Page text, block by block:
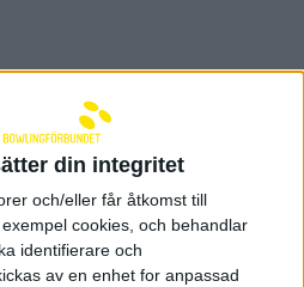
din integritet
och/eller får åtkomst till
cookies, och behandlar
identifierare och
av en enhet for anpassad
till svensk